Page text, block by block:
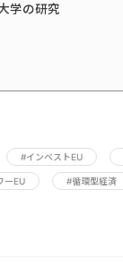
学の研究
#インベストEU
ーEU #循環型経済